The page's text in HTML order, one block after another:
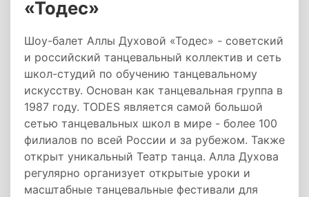
«Тодес»
Шоу-балет Аллы Духовой «Тодес» - советский
и российский танцевальный коллектив и сеть
школ-студий по обучению танцевальному
искусству. Основан как танцевальная группа в
1987 году. TODES является самой большой
сетью танцевальных школ в мире - более 100
филиалов по всей России и за рубежом. Также
открыт уникальный Театр танца. Алла Духова
регулярно организует открытые уроки и
масштабные танцевальные фестивали для